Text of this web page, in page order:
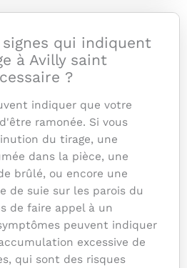
qui indiquent
à Avilly saint
?
indiquer que votre
ramonée. Si vous
du tirage, une
dans la pièce, une
brûlé, ou encore une
de suie sur les parois du
de faire appel à un
peuvent indiquer
excessive de
qui sont des risques